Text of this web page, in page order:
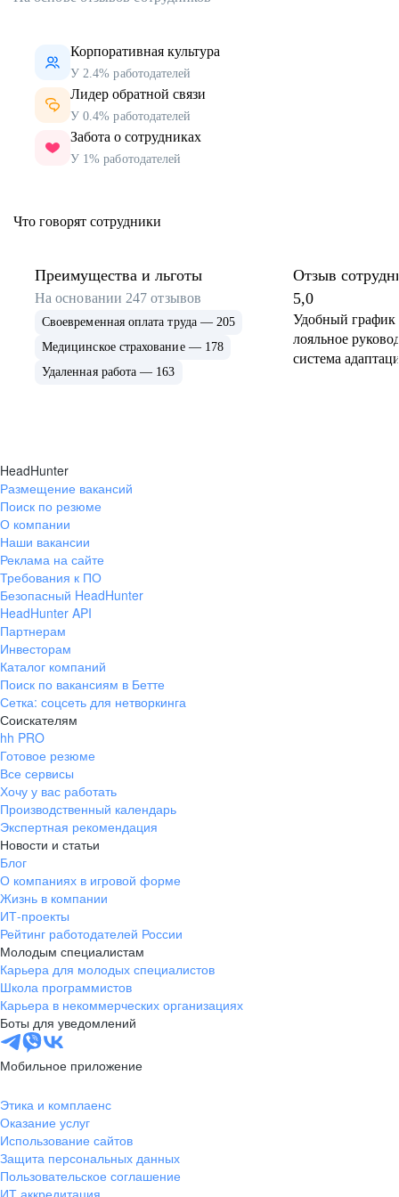
Корпоративная культура
У 2.4% работодателей
Лидер обратной связи
У 0.4% работодателей
Забота о сотрудниках
У 1% работодателей
Что говорят сотрудники
Преимущества и льготы
На основании 247 отзывов
Своевременная оплата труда — 205
Медицинское страхование — 178
Удаленная работа — 163
Отзыв
5,0
Удобный график
лояльное
система
HeadHunter
Размещение вакансий
Поиск по резюме
О компании
Наши вакансии
Реклама на сайте
Требования к ПО
Безопасный HeadHunter
HeadHunter API
Партнерам
Инвесторам
Каталог компаний
Поиск по вакансиям в Бетте
Сетка: соцсеть для нетворкинга
Соискателям
hh PRO
Готовое резюме
Все сервисы
Хочу у вас работать
Производственный календарь
Экспертная рекомендация
Новости и статьи
Блог
О компаниях в игровой форме
Жизнь в компании
ИТ-проекты
Рейтинг работодателей России
Молодым специалистам
Карьера для молодых специалистов
Школа программистов
Карьера в некоммерческих организациях
Боты для уведомлений
Мобильное приложение
Этика и комплаенс
Оказание услуг
Использование сайтов
Защита персональных данных
Пользовательское соглашение